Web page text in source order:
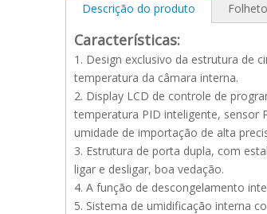
Descrição do produto Folheto
Características:
1. Design exclusivo da estrutura de
temperatura da câmara interna.
2. Display LCD de controle de
temperatura PID inteligente, sensor
umidade de importação de alta
3. Estrutura de porta dupla, com
ligar e desligar, boa vedação.
4. A função de descongelamento
5. Sistema de umidificação interna